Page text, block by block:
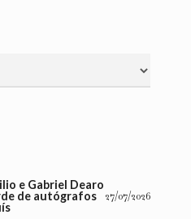
e Gabriel Dearo
de autógrafos
27/07/2026